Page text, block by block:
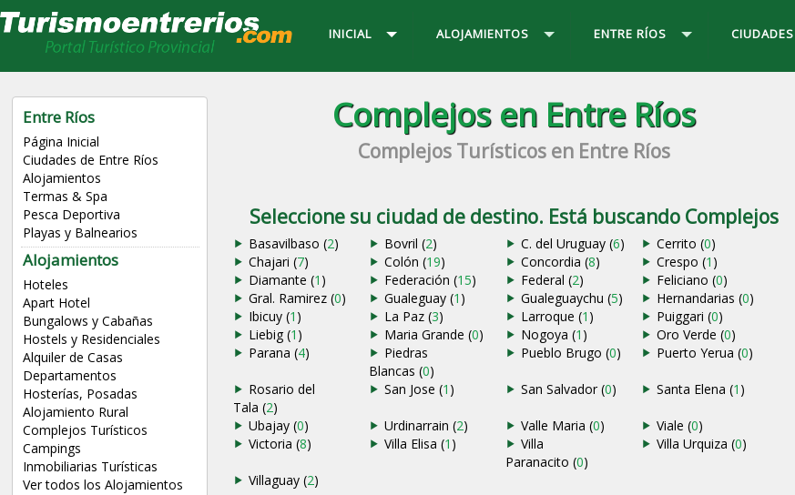
INICIAL ALOJAMIENTOS ENTRE RÍOS CIUDADES
Entre Ríos
Página Inicial
Ciudades de Entre Ríos
Alojamientos
Termas & Spa
Pesca Deportiva
Playas y Balnearios
Alojamientos
Hoteles
Apart Hotel
Bungalows y Cabañas
Hostels y Residenciales
Alquiler de Casas
Departamentos
Hosterías, Posadas
Alojamiento Rural
Complejos Turísticos
Campings
Inmobiliarias Turísticas
Ver todos los Alojamientos
Complejos en Entre Ríos
Complejos Turísticos en Entre Ríos
Seleccione su ciudad de destino. Está buscando Complejos
Basavilbaso (2) Bovril (2) C. del Uruguay (6) Cerrito (0)
Chajari (7) Colón (19) Concordia (8) Crespo (1 )
Diamante (1 ) Federación (15) Federal (2) Feliciano (0)
Gral. Ramirez (0) Gualeguay (1 ) Gualeguaychu (5) Hernandarias (0)
Ibicuy (1 ) La Paz (3) Larroque (1 ) Puiggari (0)
Liebig (1 ) Maria Grande (0) Nogoya (1 ) Oro Verde (0)
Parana (4)
Piedras
Blancas (0)
Pueblo Brugo (0) Puerto Yerua (0)
Rosario del
Tala (2)
San Jose (1 ) San Salvador (0) Santa Elena (1 )
Ubajay (0) Urdinarrain (2) Valle Maria (0) Viale (0)
Victoria (8) Villa Elisa (1 )
Villa
Paranacito (0)
Villa Urquiza (0)
Villaguay (2)